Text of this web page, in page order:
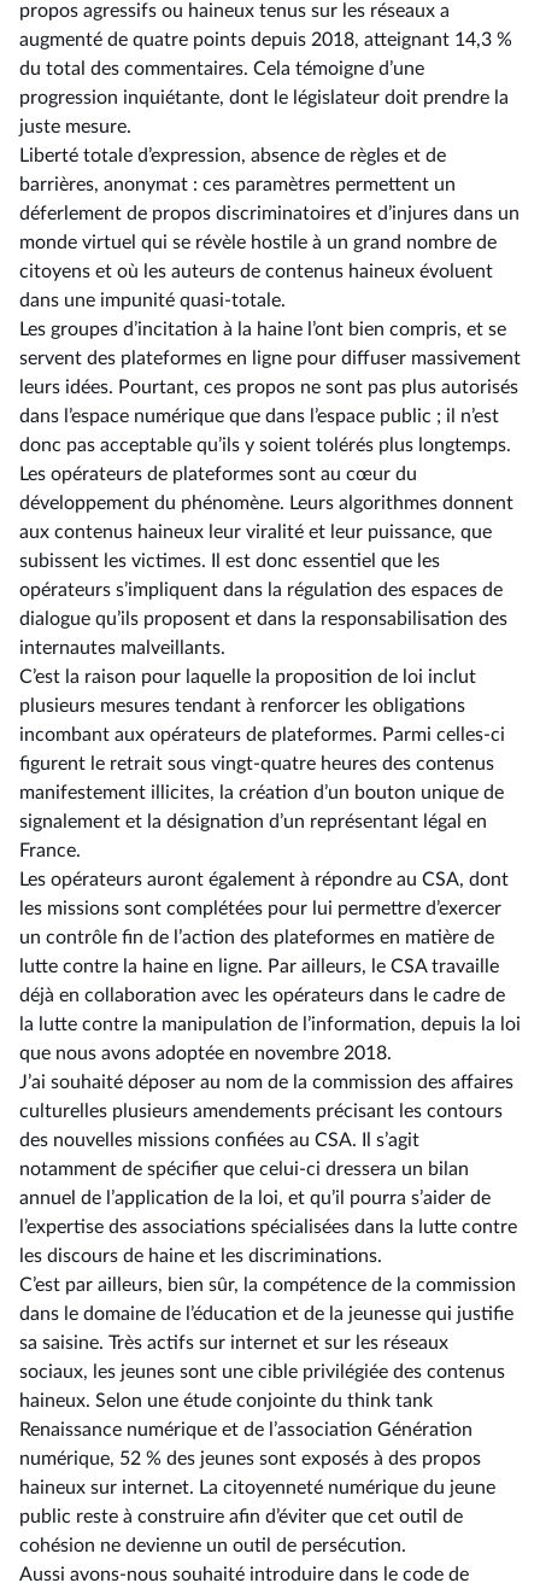
propos agressifs ou haineux tenus sur les réseaux a
augmenté de quatre points depuis 2018, atteignant 14,3 %
du total des commentaires. Cela témoigne d’une
progression inquiétante, dont le législateur doit prendre la
juste mesure.
Liberté totale d’expression, absence de règles et de
barrières, anonymat : ces paramètres permettent un
déferlement de propos discriminatoires et d’injures dans un
monde virtuel qui se révèle hostile à un grand nombre de
citoyens et où les auteurs de contenus haineux évoluent
dans une impunité quasi-totale.
Les groupes d’incitation à la haine l’ont bien compris, et se
servent des plateformes en ligne pour diffuser massivement
leurs idées. Pourtant, ces propos ne sont pas plus autorisés
dans l’espace numérique que dans l’espace public ; il n’est
donc pas acceptable qu’ils y soient tolérés plus longtemps.
Les opérateurs de plateformes sont au cœur du
développement du phénomène. Leurs algorithmes donnent
aux contenus haineux leur viralité et leur puissance, que
subissent les victimes. Il est donc essentiel que les
opérateurs s’impliquent dans la régulation des espaces de
dialogue qu’ils proposent et dans la responsabilisation des
internautes malveillants.
C’est la raison pour laquelle la proposition de loi inclut
plusieurs mesures tendant à renforcer les obligations
incombant aux opérateurs de plateformes. Parmi celles-ci
figurent le retrait sous vingt-quatre heures des contenus
manifestement illicites, la création d’un bouton unique de
signalement et la désignation d’un représentant légal en
France.
Les opérateurs auront également à répondre au CSA, dont
les missions sont complétées pour lui permettre d’exercer
un contrôle fin de l’action des plateformes en matière de
lutte contre la haine en ligne. Par ailleurs, le CSA travaille
déjà en collaboration avec les opérateurs dans le cadre de
la lutte contre la manipulation de l’information, depuis la loi
que nous avons adoptée en novembre 2018.
J’ai souhaité déposer au nom de la commission des affaires
culturelles plusieurs amendements précisant les contours
des nouvelles missions confiées au CSA. Il s’agit
notamment de spécifier que celui-ci dressera un bilan
annuel de l’application de la loi, et qu’il pourra s’aider de
l’expertise des associations spécialisées dans la lutte contre
les discours de haine et les discriminations.
C’est par ailleurs, bien sûr, la compétence de la commission
dans le domaine de l’éducation et de la jeunesse qui justifie
sa saisine. Très actifs sur internet et sur les réseaux
sociaux, les jeunes sont une cible privilégiée des contenus
haineux. Selon une étude conjointe du think tank
Renaissance numérique et de l’association Génération
numérique, 52 % des jeunes sont exposés à des propos
haineux sur internet. La citoyenneté numérique du jeune
public reste à construire afin d’éviter que cet outil de
cohésion ne devienne un outil de persécution.
Aussi avons-nous souhaité introduire dans le code de